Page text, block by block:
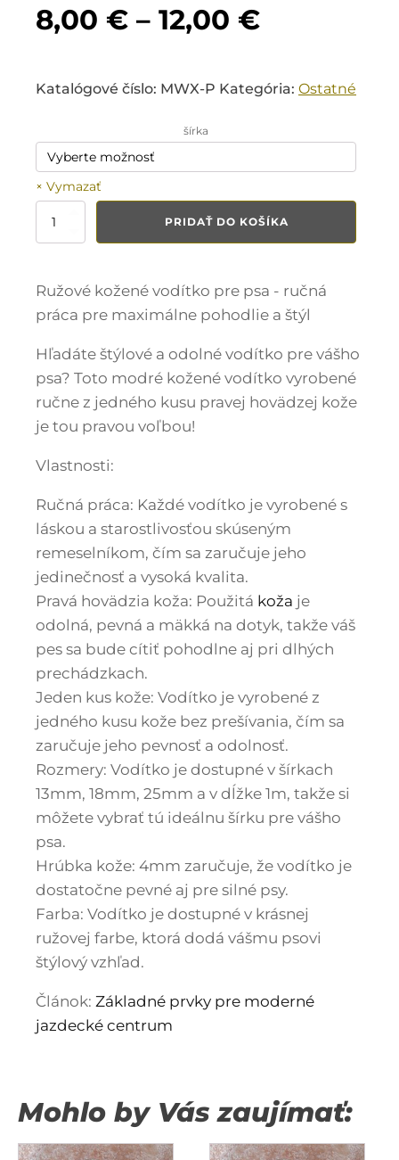
8,00 € – 12,00 €Price
8,00 €
through
12,00 €
Katalógové číslo: MWX-P Kategória: Ostatné
šírka
Vymazať
množstvo
psa
PRIDAŤ DO KOŠÍKA
Ružové kožené vodítko pre psa - ručná
práca pre maximálne pohodlie a štýl
Hľadáte štýlové a odolné vodítko pre vášho
psa? Toto modré kožené vodítko vyrobené
ručne z jedného kusu pravej hovädzej kože
je tou pravou voľbou!
Vlastnosti:
Ručná práca: Každé vodítko je vyrobené s
láskou a starostlivosťou skúseným
remeselníkom, čím sa zaručuje jeho
jedinečnosť a vysoká kvalita.
Pravá hovädzia koža: Použitá koža je
odolná, pevná a mäkká na dotyk, takže váš
pes sa bude cítiť pohodlne aj pri dlhých
prechádzkach.
Jeden kus kože: Vodítko je vyrobené z
jedného kusu kože bez prešívania, čím sa
zaručuje jeho pevnosť a odolnosť.
Rozmery: Vodítko je dostupné v šírkach
13mm, 18mm, 25mm a v dĺžke 1m, takže si
môžete vybrať tú ideálnu šírku pre vášho
psa.
Hrúbka kože: 4mm zaručuje, že vodítko je
dostatočne pevné aj pre silné psy.
Farba: Vodítko je dostupné v krásnej
ružovej farbe, ktorá dodá vášmu psovi
štýlový vzhľad.
Článok: Základné prvky pre moderné
jazdecké centrum
Mohlo by Vás zaujímať:
Tento
Tento